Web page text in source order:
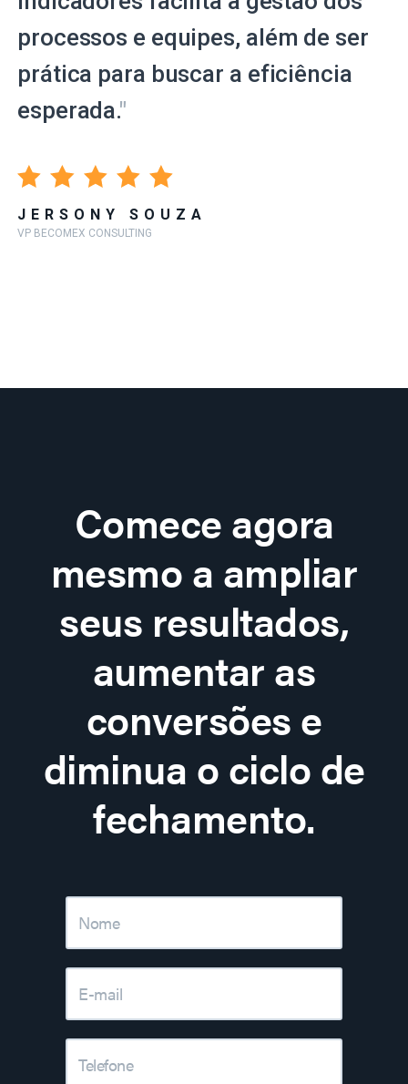
processos e equipes, além de ser
prática para buscar a eficiência
esperada."
JERSONY SOUZA
VP BECOMEX CONSULTING
Comece agora
mesmo a ampliar
seus resultados,
aumentar as
conversões e
diminua o ciclo de
fechamento.